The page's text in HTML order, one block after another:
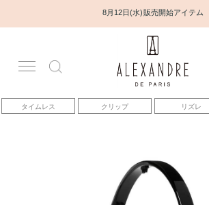
8月12日(水) 販売開始アイテム
タイムレス クリップ リズレ
アカウント
アイテム